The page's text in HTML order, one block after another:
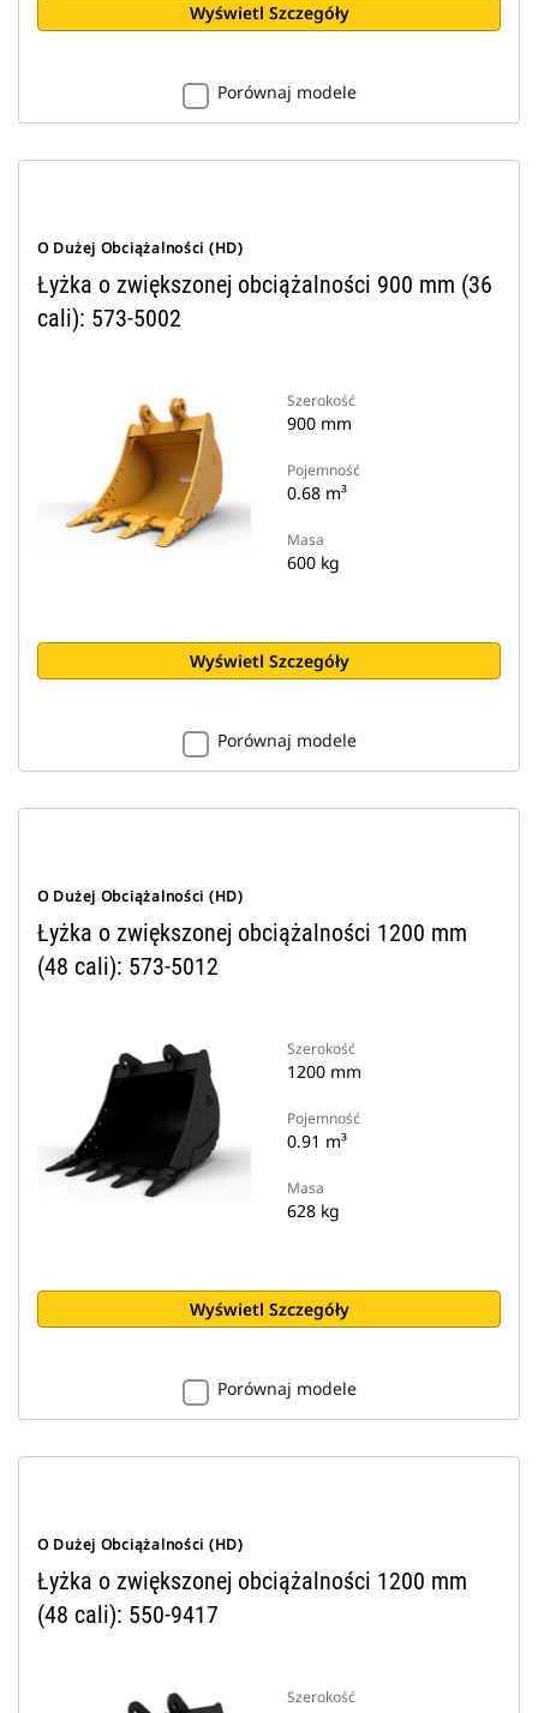
Wyświetl Szczegóły
Porównaj modele
O Dużej Obciążalności (HD)
Łyżka o zwiększonej obciążalności 900 mm (36
cali): 573-5002
Szerokość
900 mm
Pojemność
0.68 m³
Masa
600 kg
Wyświetl Szczegóły
Porównaj modele
O Dużej Obciążalności (HD)
Łyżka o zwiększonej obciążalności 1200 mm
(48 cali): 573-5012
Szerokość
1200 mm
Pojemność
0.91 m³
Masa
628 kg
Wyświetl Szczegóły
Porównaj modele
O Dużej Obciążalności (HD)
Łyżka o zwiększonej obciążalności 1200 mm
(48 cali): 550-9417
Szerokość